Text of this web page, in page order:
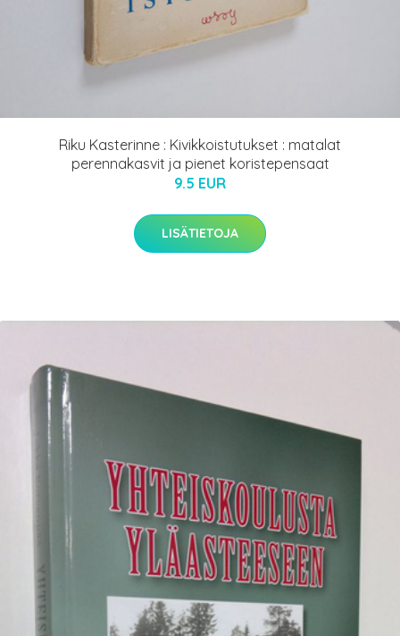
Riku Kasterinne : Kivikkoistutukset : matalat
perennakasvit ja pienet koristepensaat
9.5 EUR
LISÄTIETOJA